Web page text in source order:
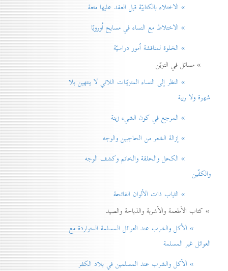
» الاختلاء بالكتابيّة قبل العقد عليها متعة
» الاختلاط مع النساء في مسابح اُوروبّا
» الخلوة لمناقشة اُمور دراسيّة
» مسائل في التزيّن
» النظر إلی النساء المتزيّنات اللاتي لا ينتهين بلا
شهوة ولا ريبة
» المرجع في كون الشيء زينة
» إزالة الشعر من الحاجبين والوجه
» الكحل والحلقة والخاتم وكشف الوجه
والكفّين
» الثياب ذات الألوان الفاتحة
» كتاب الأطعمة والأشربة والذباحة والصيد
» الأكل والشرب عند العوائل المسلمة المتواردة مع
العوائل غير المسلمة
» الأكل والشرب عند المسلمين في بلاد الكفر